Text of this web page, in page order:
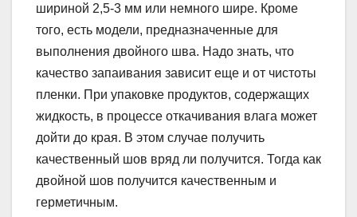
шириной 2,5-3 мм или немного шире. Кроме
того, есть модели, предназначенные для
выполнения двойного шва. Надо знать, что
качество запаивания зависит еще и от чистоты
пленки. При упаковке продуктов, содержащих
жидкость, в процессе откачивания влага может
дойти до края. В этом случае получить
качественный шов вряд ли получится. Тогда как
двойной шов получится качественным и
герметичным.